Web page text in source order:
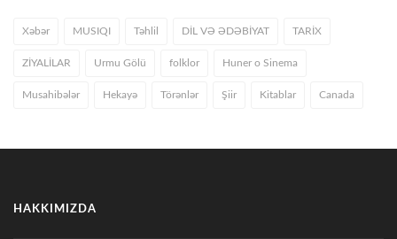
Xəbər MUSIQI Təhlil DİL VƏ ƏDƏBİYAT TARİX
ZİYALİLAR Urmu Gölü folklor Huner o Sinema
Musahibələr Hekayə Törənlər Şiir Kitablar Canada
HAKKIMIZDA